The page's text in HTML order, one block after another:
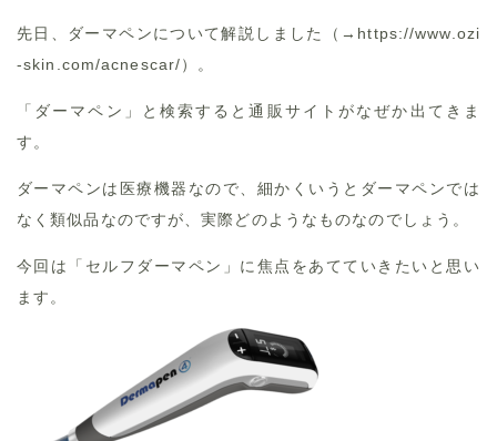
先日、ダーマペンについて解説しました（→ https://www.ozi
-skin.com/acnescar/）。
「ダーマペン」と検索すると通販サイトがなぜか出てきま
す。
ダーマペンは医療機器なので、細かくいうとダーマペンでは
なく類似品なのですが、実際どのようなものなのでしょう。
今回は「セルフダーマペン」に焦点をあてていきたいと思い
ます。